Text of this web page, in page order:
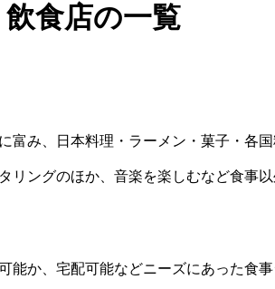
食店の一覧
み、日本料理・ラーメン・菓子・各
ングのほか、音楽を楽しむなど食事
か、宅配可能などニーズにあった食